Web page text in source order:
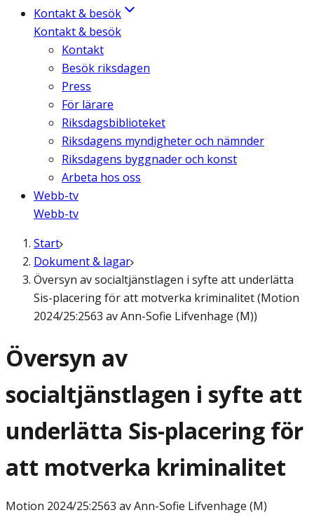
Kontakt & besök
Kontakt & besök
Kontakt
Besök riksdagen
Press
För lärare
Riksdagsbiblioteket
Riksdagens myndigheter och nämnder
Riksdagens byggnader och konst
Arbeta hos oss
Webb-tv
Webb-tv
Start
Dokument & lagar
Översyn av socialtjänstlagen i syfte att underlätta
Sis-placering för att motverka kriminalitet (Motion
2024/25:2563 av Ann-Sofie Lifvenhage (M))
Översyn av
socialtjänstlagen i syfte att
underlätta Sis-placering för
att motverka kriminalitet
Motion 2024/25:2563 av Ann-Sofie Lifvenhage (M)